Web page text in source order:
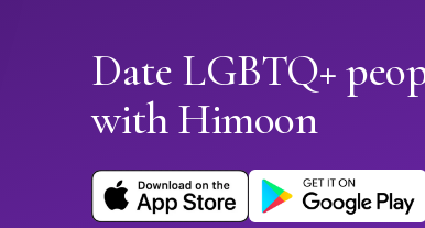
Date LGBTQ+
with Himoon